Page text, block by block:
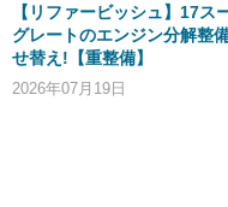
【リファービッシュ】17ス
グレートのエンジン分解整
せ替え!【重整備】
2026年07月19日